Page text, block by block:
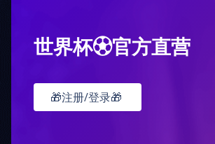
生活饮用水检测